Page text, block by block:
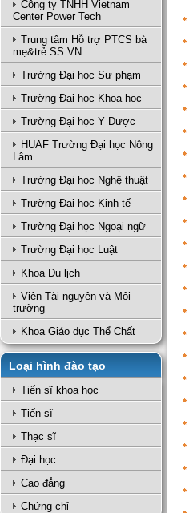
Công ty TNHH Vietnam
Center Power Tech
Trung tâm Hỗ trợ PTCS bà
mẹ&trẻ SS VN
Trường Đại học Sư phạm
Trường Đại học Khoa học
Trường Đại học Y Dược
HUAF Trường Đại học Nông
Lâm
Trường Đại học Nghệ thuật
Trường Đại học Kinh tế
Trường Đại học Ngoại ngữ
Trường Đại học Luật
Khoa Du lịch
Viện Tài nguyên và Môi
trường
Khoa Giáo dục Thể Chất
Loại hình đào tạo
Tiến sĩ khoa học
Tiến sĩ
Thạc sĩ
Đại học
Cao đẳng
Chứng chỉ